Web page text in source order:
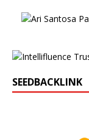
SEEDBACKLINK